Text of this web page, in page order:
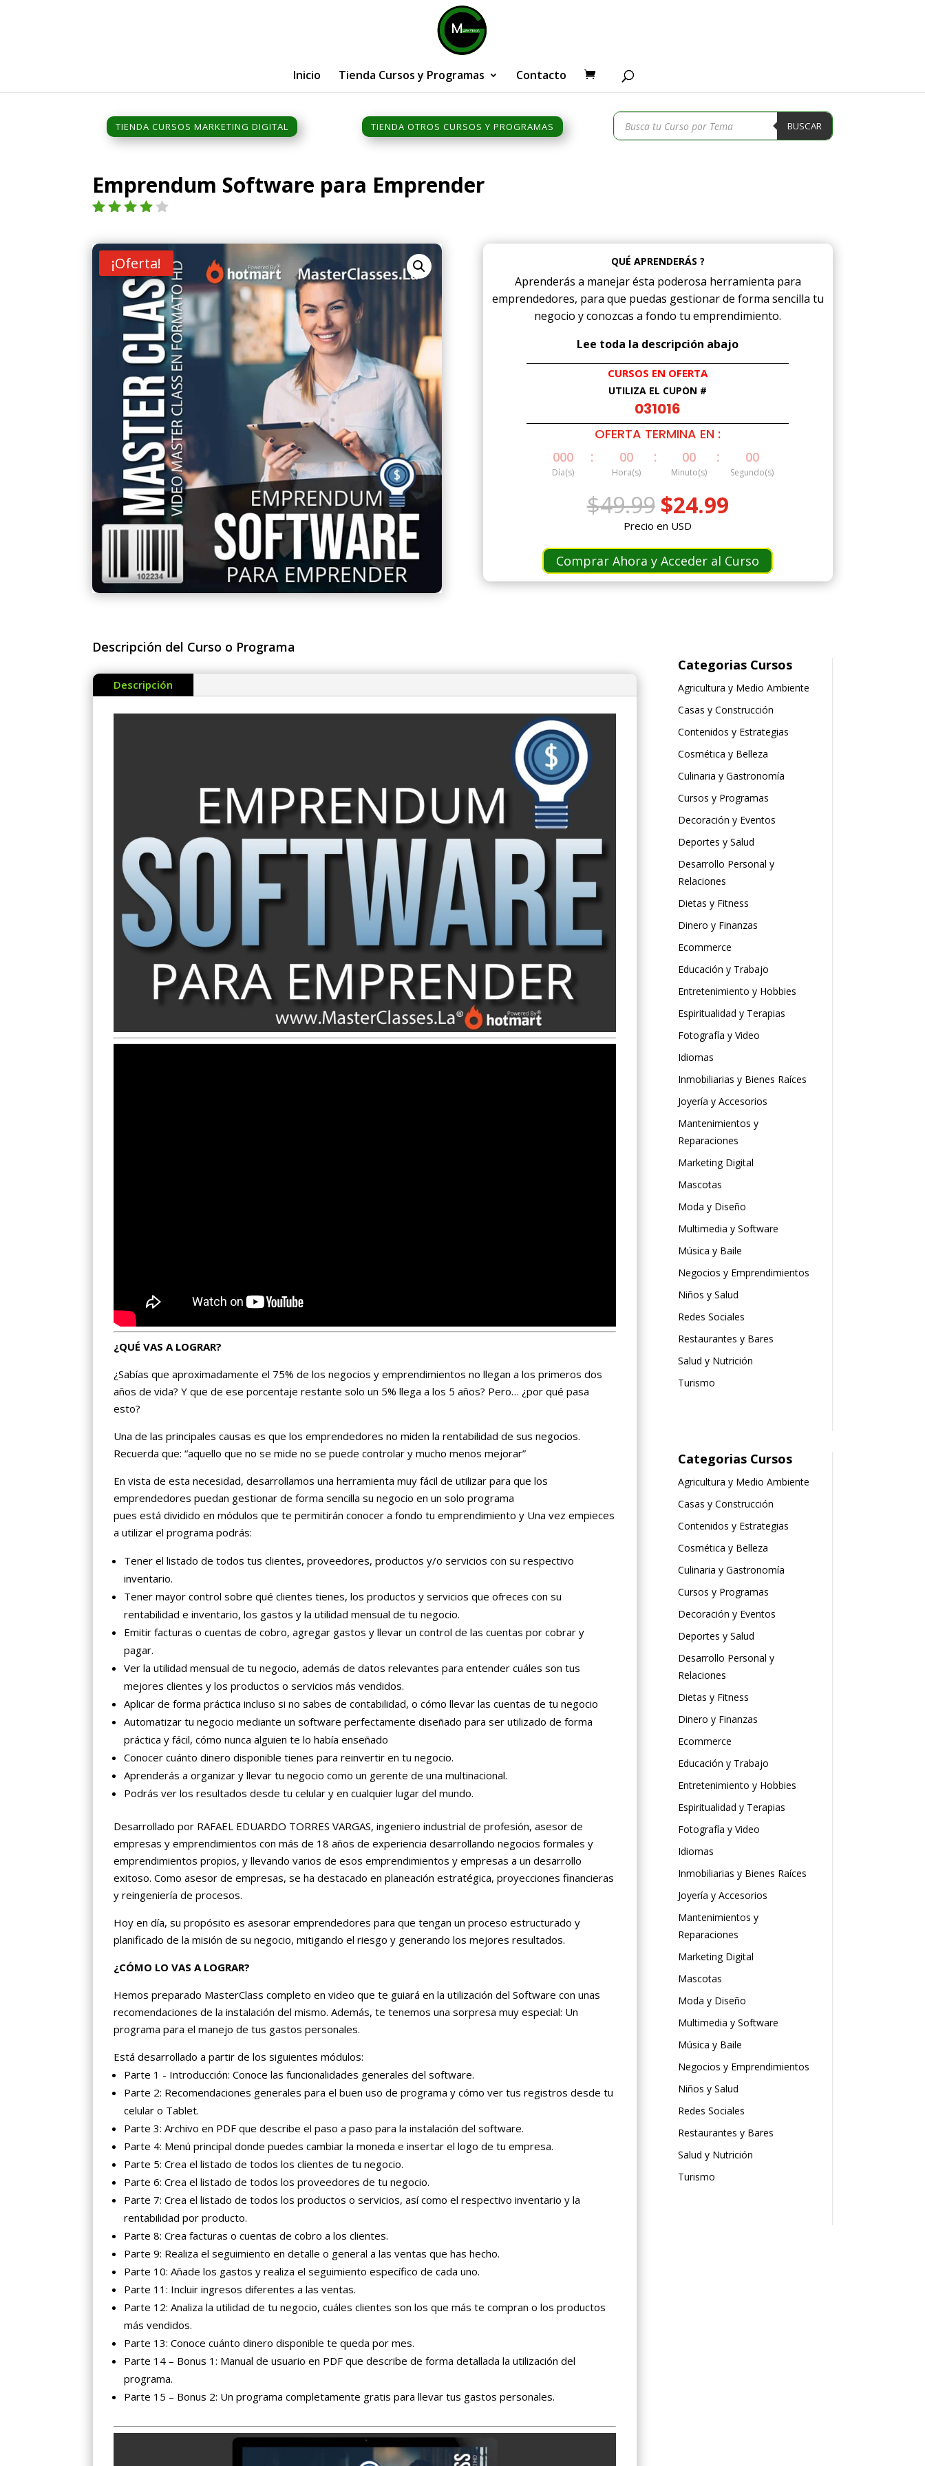
Inicio Tienda Cursos y Programas Contacto
TIENDA CURSOS MARKETING DIGITAL TIENDA OTROS CURSOS Y PROGRAMAS
Búsqueda
de
productos
BUSCAR
Emprendum Software para Emprender
4.00de
5 en
base a
valoraci
ón de
cliente
¡Oferta! QUÉ APRENDERÁS ?
Aprenderás a manejar ésta poderosa herramienta para
emprendedores, para que puedas gestionar de forma sencilla tu
negocio y conozcas a fondo tu emprendimiento.
Lee toda la descripción abajo
CURSOS EN OFERTA
UTILIZA EL CUPÓN #
031016
OFERTA TERMINA EN :
000
Día(s)
: 00
Hora(s)
: 00
Minuto(s)
: 00
Segundo(s)
$49.99 El
precio
original
era:
$49.99.
$24.99El
es:
$24.99.
Precio en USD
Comprar Ahora y Acceder al Curso
Descripción del Curso o Programa
Descripción
¿QUÉ VAS A LOGRAR?
¿Sabías que aproximadamente el 75% de los negocios y emprendimientos no llegan a los primeros dos
años de vida? Y que de ese porcentaje restante solo un 5% llega a los 5 años? Pero… ¿por qué pasa
esto?
Una de las principales causas es que los emprendedores no miden la rentabilidad de sus negocios.
Recuerda que: “aquello que no se mide no se puede controlar y mucho menos mejorar”
En vista de esta necesidad, desarrollamos una herramienta muy fácil de utilizar para que los
emprendedores puedan gestionar de forma sencilla su negocio en un solo programa
pues está dividido en módulos que te permitirán conocer a fondo tu emprendimiento y Una vez empieces
a utilizar el programa podrás:
Tener el listado de todos tus clientes, proveedores, productos y/o servicios con su respectivo
inventario.
Tener mayor control sobre qué clientes tienes, los productos y servicios que ofreces con su
rentabilidad e inventario, los gastos y la utilidad mensual de tu negocio.
Emitir facturas o cuentas de cobro, agregar gastos y llevar un control de las cuentas por cobrar y
pagar.
Ver la utilidad mensual de tu negocio, además de datos relevantes para entender cuáles son tus
mejores clientes y los productos o servicios más vendidos.
Aplicar de forma práctica incluso si no sabes de contabilidad, o cómo llevar las cuentas de tu negocio
Automatizar tu negocio mediante un software perfectamente diseñado para ser utilizado de forma
práctica y fácil, cómo nunca alguien te lo había enseñado
Conocer cuánto dinero disponible tienes para reinvertir en tu negocio.
Aprenderás a organizar y llevar tu negocio como un gerente de una multinacional.
Podrás ver los resultados desde tu celular y en cualquier lugar del mundo.
Desarrollado por RAFAEL EDUARDO TORRES VARGAS, ingeniero industrial de profesión, asesor de
empresas y emprendimientos con más de 18 años de experiencia desarrollando negocios formales y
emprendimientos propios, y llevando varios de esos emprendimientos y empresas a un desarrollo
exitoso. Como asesor de empresas, se ha destacado en planeación estratégica, proyecciones financieras
y reingeniería de procesos.
Hoy en día, su propósito es asesorar emprendedores para que tengan un proceso estructurado y
planificado de la misión de su negocio, mitigando el riesgo y generando los mejores resultados.
¿CÓMO LO VAS A LOGRAR?
Hemos preparado MasterClass completo en video que te guiará en la utilización del Software con unas
recomendaciones de la instalación del mismo. Además, te tenemos una sorpresa muy especial: Un
programa para el manejo de tus gastos personales.
Está desarrollado a partir de los siguientes módulos:
Parte 1 - Introducción: Conoce las funcionalidades generales del software.
Parte 2: Recomendaciones generales para el buen uso de programa y cómo ver tus registros desde tu
celular o Tablet.
Parte 3: Archivo en PDF que describe el paso a paso para la instalación del software.
Parte 4: Menú principal donde puedes cambiar la moneda e insertar el logo de tu empresa.
Parte 5: Crea el listado de todos los clientes de tu negocio.
Parte 6: Crea el listado de todos los proveedores de tu negocio.
Parte 7: Crea el listado de todos los productos o servicios, así como el respectivo inventario y la
rentabilidad por producto.
Parte 8: Crea facturas o cuentas de cobro a los clientes.
Parte 9: Realiza el seguimiento en detalle o general a las ventas que has hecho.
Parte 10: Añade los gastos y realiza el seguimiento específico de cada uno.
Parte 11: Incluir ingresos diferentes a las ventas.
Parte 12: Analiza la utilidad de tu negocio, cuáles clientes son los que más te compran o los productos
más vendidos.
Parte 13: Conoce cuánto dinero disponible te queda por mes.
Parte 14 – Bonus 1: Manual de usuario en PDF que describe de forma detallada la utilización del
programa.
Parte 15 – Bonus 2: Un programa completamente gratis para llevar tus gastos personales.
Categorias Cursos
Agricultura y Medio Ambiente
Casas y Construcción
Contenidos y Estrategias
Cosmética y Belleza
Culinaria y Gastronomía
Cursos y Programas
Decoración y Eventos
Deportes y Salud
Desarrollo Personal y
Relaciones
Dietas y Fitness
Dinero y Finanzas
Ecommerce
Educación y Trabajo
Entretenimiento y Hobbies
Espiritualidad y Terapias
Fotografía y Video
Idiomas
Inmobiliarias y Bienes Raíces
Joyería y Accesorios
Mantenimientos y
Reparaciones
Marketing Digital
Mascotas
Moda y Diseño
Multimedia y Software
Música y Baile
Negocios y Emprendimientos
Niños y Salud
Redes Sociales
Restaurantes y Bares
Salud y Nutrición
Turismo
Categorias Cursos
Agricultura y Medio Ambiente
Casas y Construcción
Contenidos y Estrategias
Cosmética y Belleza
Culinaria y Gastronomía
Cursos y Programas
Decoración y Eventos
Deportes y Salud
Desarrollo Personal y
Relaciones
Dietas y Fitness
Dinero y Finanzas
Ecommerce
Educación y Trabajo
Entretenimiento y Hobbies
Espiritualidad y Terapias
Fotografía y Video
Idiomas
Inmobiliarias y Bienes Raíces
Joyería y Accesorios
Mantenimientos y
Reparaciones
Marketing Digital
Mascotas
Moda y Diseño
Multimedia y Software
Música y Baile
Negocios y Emprendimientos
Niños y Salud
Redes Sociales
Restaurantes y Bares
Salud y Nutrición
Turismo